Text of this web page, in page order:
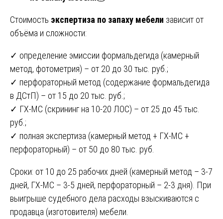
Стоимость экспертиза по запаху мебели зависит от
объёма и сложности:
✓ определение эмиссии формальдегида (камерный
метод, фотометрия) – от 20 до 30 тыс. руб.;
✓ перфораторный метод (содержание формальдегида
в ДСтП) – от 15 до 20 тыс. руб.;
✓ ГХ-МС (скрининг на 10-20 ЛОС) – от 25 до 45 тыс.
руб.;
✓ полная экспертиза (камерный метод + ГХ-МС +
перфораторный) – от 50 до 80 тыс. руб.
Сроки: от 10 до 25 рабочих дней (камерный метод – 3-7
дней, ГХ-МС – 3-5 дней, перфораторный – 2-3 дня). При
выигрыше судебного дела расходы взыскиваются с
продавца (изготовителя) мебели.